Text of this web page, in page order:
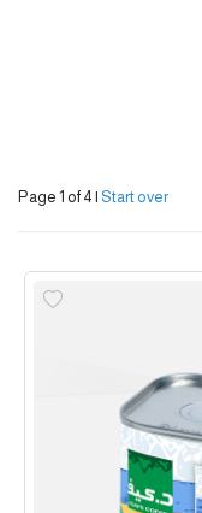
Page 1 of 4 | Start over